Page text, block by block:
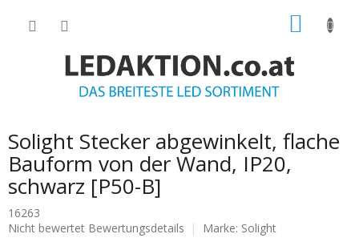
Solight Stecker abgewinkelt, flache
Bauform von der Wand, IP20,
schwarz [P50-B]
16263
Die
Nicht bewertet Bewertungsdetails Marke: Solight